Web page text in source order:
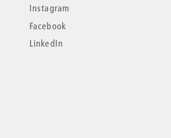
Instagram
Facebook
LinkedIn